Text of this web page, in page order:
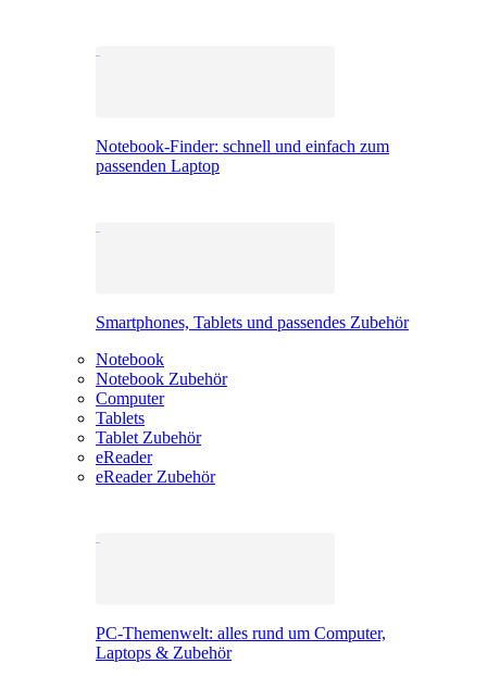
Notebook-Finder: schnell und einfach zum
passenden Laptop
Smartphones, Tablets und passendes Zubehör
Notebook
Notebook Zubehör
Computer
Tablets
Tablet Zubehör
eReader
eReader Zubehör
PC-Themenwelt: alles rund um Computer,
Laptops & Zubehör